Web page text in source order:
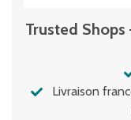
Trusted
Livraison